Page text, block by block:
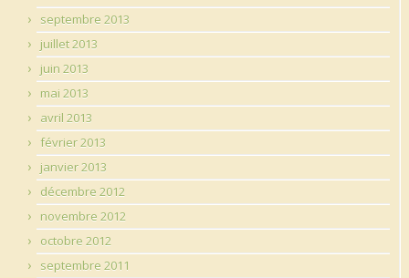
septembre 2013
juillet 2013
juin 2013
mai 2013
avril 2013
février 2013
janvier 2013
décembre 2012
novembre 2012
octobre 2012
septembre 2011